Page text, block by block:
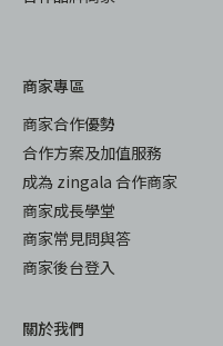
商家專區
商家合作優勢
合作方案及加值服務
成為 zingala 合作商家
商家成長學堂
商家常見問與答
商家後台登入
關於我們